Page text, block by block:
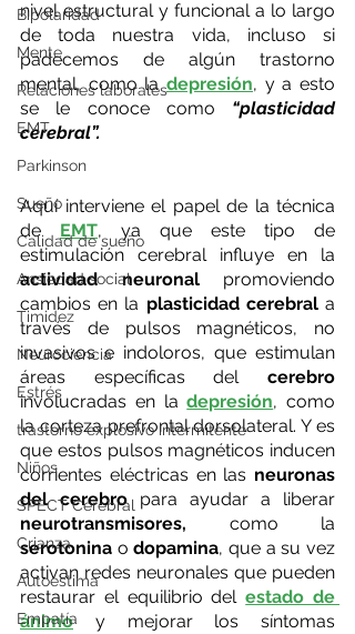
Bipolaridad
Mente
Relaciones laborales
EMT
Parkinson
Sueño
Calidad de sueño
Ansiedad social
Timidez
Neurociencia
Estrés
trastorno explosivo intermitente
Niños
SPECT Cerebral
Crianza
Autoestima
Empatía
nivel estructural y funcional a lo largo
de toda nuestra vida, incluso si
padecemos de algún trastorno
mental, como la depresión, y a esto
se le conoce como “plasticidad
cerebral”.
Aquí interviene el papel de la técnica
de
EMT, ya que este tipo de
actividad neuronal promoviendo
cambios en la plasticidad cerebral a
través de pulsos magnéticos, no
invasivos e indoloros, que estimulan
áreas específicas del cerebro
involucradas en la depresión, como
la corteza prefrontal dorsolateral. Y es
que estos pulsos magnéticos inducen
corrientes eléctricas en las neuronas
del cerebro
neurotransmisores,
serotonina o dopamina, que a su vez
activan redes neuronales que pueden
restaurar el equilibrio del estado de
ánimo
y mejorar los síntomas